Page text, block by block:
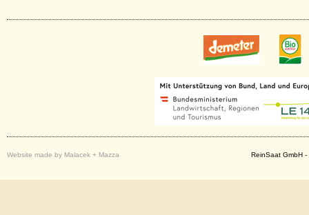
Website made by Malacek + Mazza ReinSaat GmbH